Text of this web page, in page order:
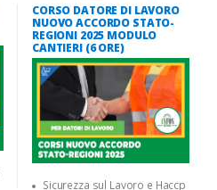
CORSO DATORE DI LAVORO
NUOVO ACCORDO STATO-
REGIONI 2025 MODULO
CANTIERI (6 ORE)
Sicurezza sul Lavoro e Haccp